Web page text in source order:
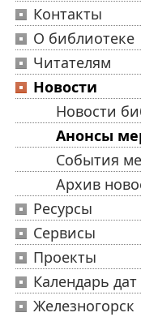
Контакты
О библиотеке
Читателям
Новости
Новости
Анонсы
События
Архив
Ресурсы
Сервисы
Проекты
Календарь дат
Железногорск